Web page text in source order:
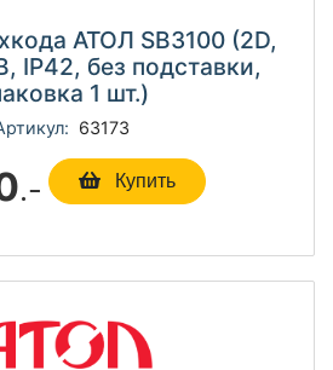
АТОЛ SB3100 (2D,
IP42, без подставки,
1 шт.)
63173
.- Купить